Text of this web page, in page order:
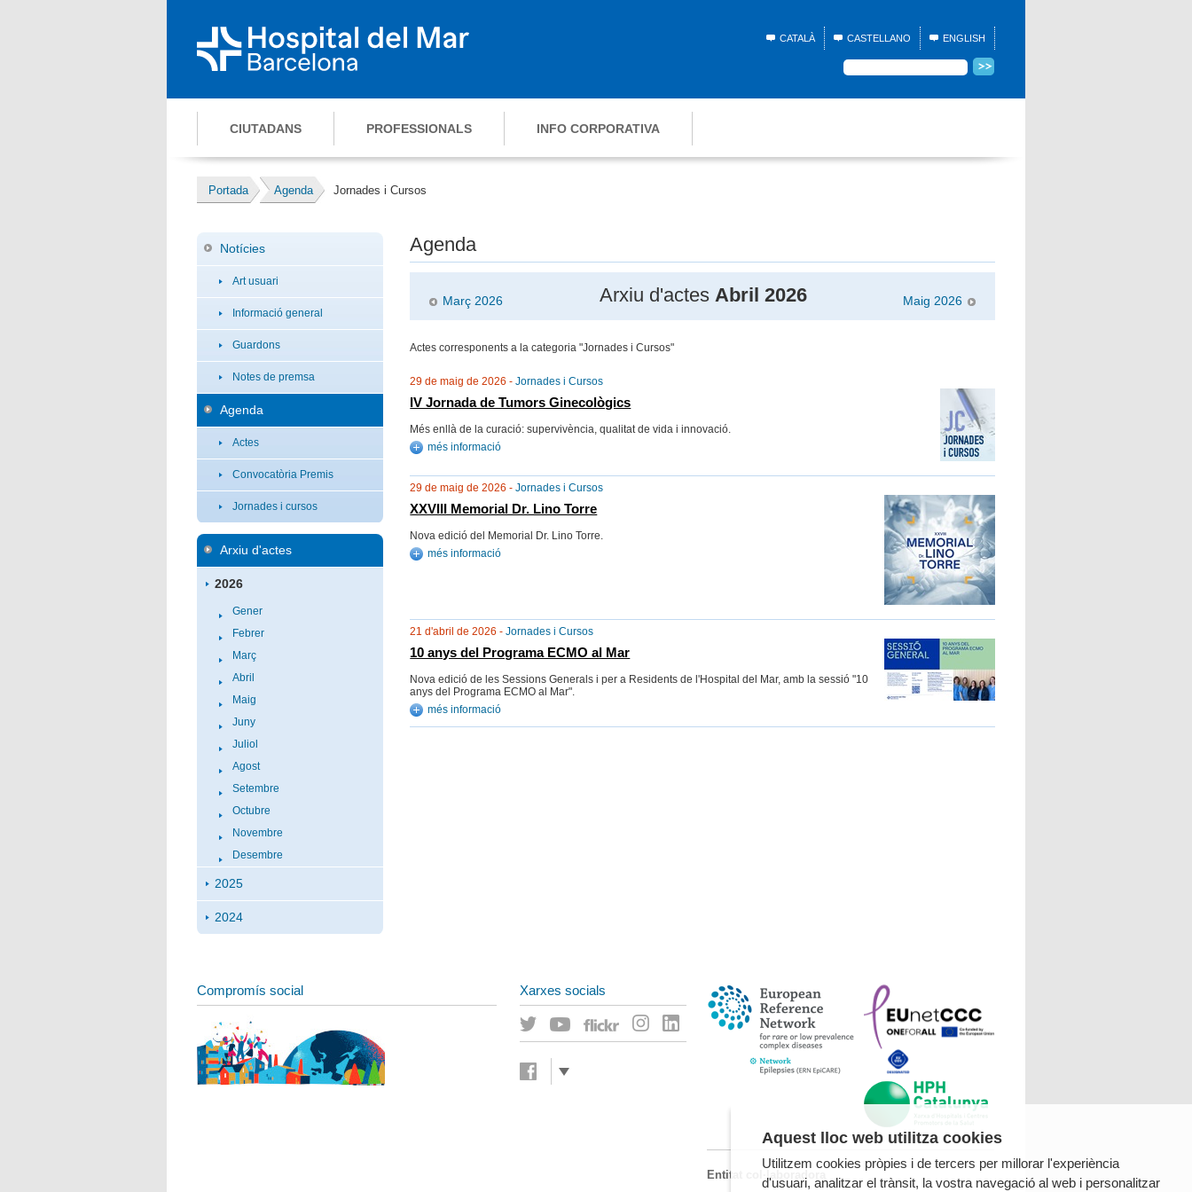
CATALÀ CASTELLANO ENGLISH
CIUTADANS PROFESSIONALS INFO CORPORATIVA
Portada Agenda Jornades i Cursos
Notícies
Art usuari
Informació general
Guardons
Notes de premsa
Agenda
Actes
Convocatòria Premis
Jornades i cursos
Arxiu d'actes
2026
Gener
Febrer
Març
Abril
Maig
Juny
Juliol
Agost
Setembre
Octubre
Novembre
Desembre
2025
2024
Agenda
Març 2026 Arxiu d'actes Abril 2026 Maig 2026
Actes corresponents a la categoria "Jornades i Cursos"
29 de maig de 2026 -Jornades i Cursos
IV Jornada de Tumors Ginecològics
Més enllà de la curació: supervivència, qualitat de vida i innovació.
més informació
29 de maig de 2026 -Jornades i Cursos
XXVIII Memorial Dr. Lino Torre
Nova edició del Memorial Dr. Lino Torre.
més informació
21 d'abril de 2026 -Jornades i Cursos
10 anys del Programa ECMO al Mar
Nova edició de les Sessions Generals i per a Residents de l'Hospital del Mar, amb la sessió "10
anys del Programa ECMO al Mar".
més informació
Compromís social Xarxes socials
Entitat col·laboradora
Aquest lloc web utilitza cookies
Utilitzem cookies pròpies i de tercers per millorar l'experiència
d'usuari, analitzar el trànsit, la vostra navegació al web i personalitzar